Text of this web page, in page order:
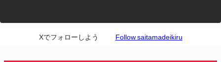
Xでフォローしよう Follow saitamadeikiru